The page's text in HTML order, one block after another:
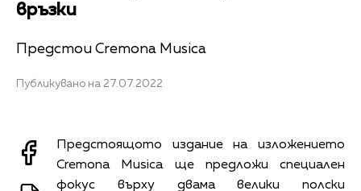
връзки
Предстои Cremona Musica
Публикувано на 27.07.2022
Предстоящото издание на изложението
Cremona Musica ще предложи специален
фокус върху двама велики полски